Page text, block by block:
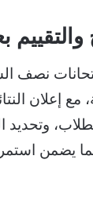
والتقييم
مع إعلان
وتحديد
يضمن